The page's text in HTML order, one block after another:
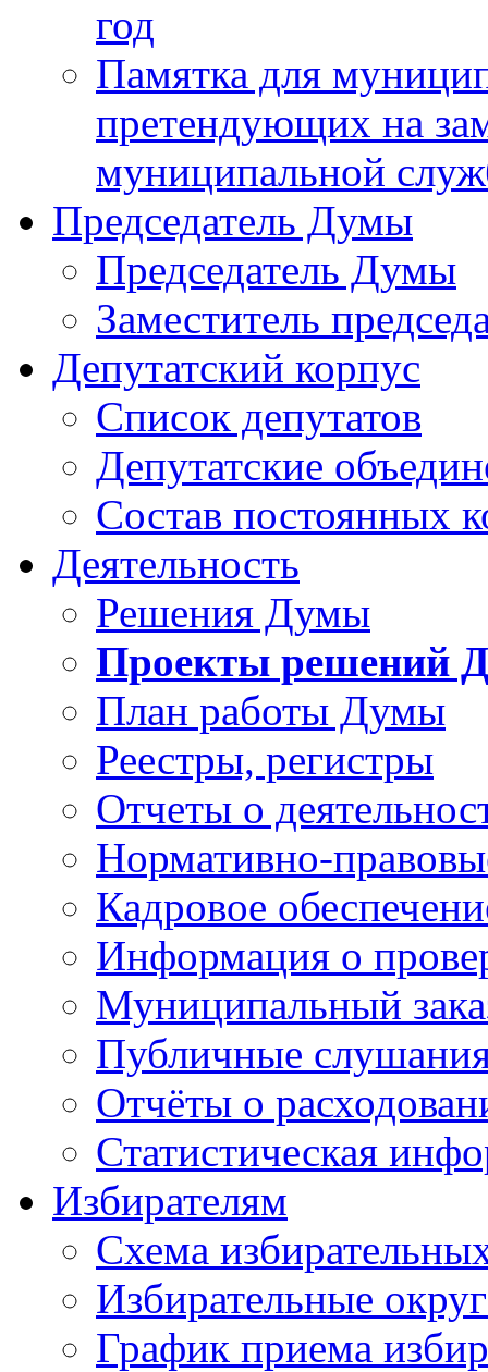
год
Памятка для
претендующих на
муниципальной
Председатель Думы
Председатель Думы
Заместитель
Депутатский корпус
Список депутатов
Депутатские
Состав постоянных
Деятельность
Решения Думы
Проекты решений
План работы Думы
Реестры, регистры
Отчеты о
Нормативно-
Кадровое
Информация о
Муниципальный
Публичные
Отчёты о
Статистическая
Избирателям
Схема
Избирательные
График приема